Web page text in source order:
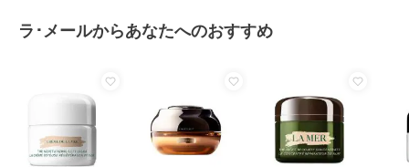
性別タイプ
レディース
スキンケア
／ 乳液・ジェル・ク
30ml
素材
ラ･メールからあなたへのおすすめ